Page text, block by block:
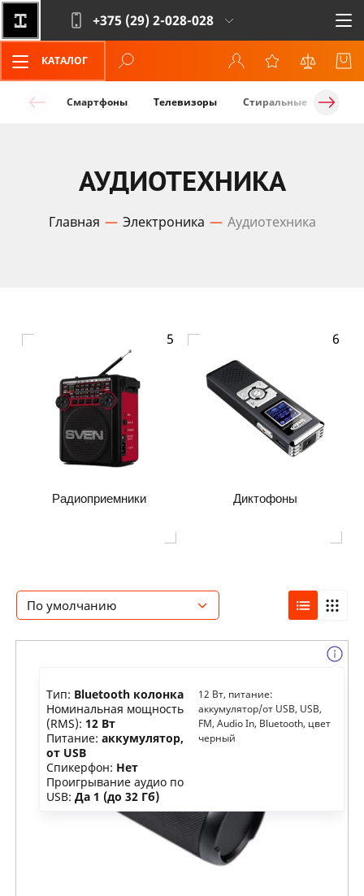
+375 (29) 2-028-028
КАТАЛОГ
Смартфоны Телевизоры Стиральные машины
АУДИОТЕХНИКА
Главная Электроника Аудиотехника
Радиоприемники
5
Диктофоны
6
По умолчанию
Тип: Bluetooth колонка
Номинальная мощность
(RMS): 12 Вт
Питание: аккумулятор,
от USB
Спикерфон: Нет
Проигрывание аудио по
USB: Да 1 (до 32 Гб)
12 Вт, питание:
аккумулятор/от USB, USB,
FM, Audio In, Bluetooth, цвет
черный